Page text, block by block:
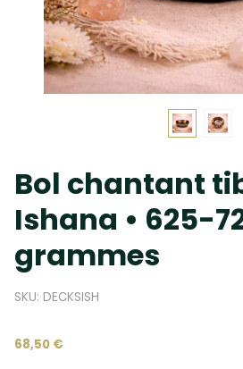
Bol chantant
Ishana • 625-
grammes
SKU: DECKSISH
68,50 €